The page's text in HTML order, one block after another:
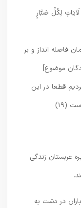
لِكُلِّ صَبَّارٍ
فاصله انداز و بر
موضوع]
قطعا در اين
(۱۹)
عربستان زندگى
در دشت به